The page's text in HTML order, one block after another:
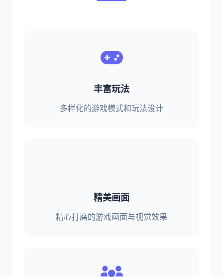
丰富玩法
多样化的游戏模式和玩法设计
精美画面
精心打磨的游戏画面与视觉效果